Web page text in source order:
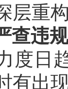
层重
查违
度日
有出